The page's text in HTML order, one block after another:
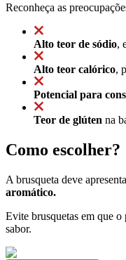
Reconheça as
Alto teor de sódio,
Alto teor calórico,
Potencial para
Teor de glúten na
Como escolher?
A brusqueta deve
aromático.
Evite brusquetas em que
sabor.